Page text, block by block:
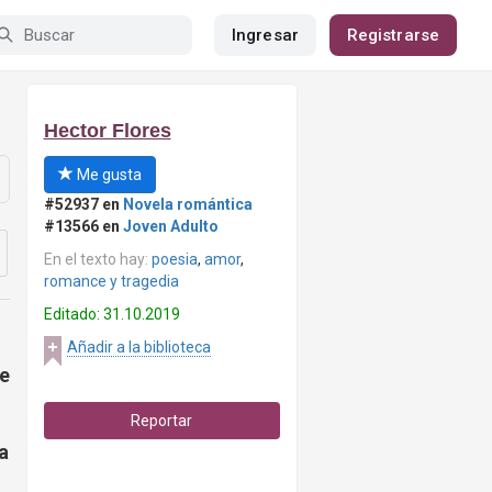
Ingresar Registrarse
Hector Flores
Me gusta
#52937 en Novela romántica
#13566 en Joven Adulto
En el texto hay: poesia, amor,
romance y tragedia
Editado: 31.10.2019
Añadir a la biblioteca
Reportar